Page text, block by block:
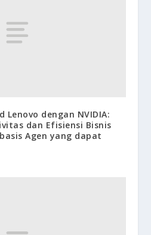
Lenovo dengan NVIDIA:
dan Efisiensi Bisnis
Agen yang dapat